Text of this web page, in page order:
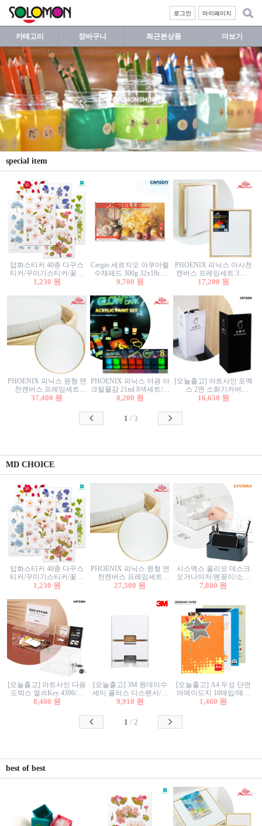
마이페이지
로그인
카테고리 장바구니 최근본상품 더보기
special item
압화스티커 40종 다꾸스
티커/꾸미기스티커/꽃스
티커/압화꽃책갈피/팬시
1,230 원
Cergio 세르지오 아쿠아렐
수채패드 300g 32x18cm
12매 1면제본
9,700 원
PHOENIX 피닉스 아사천
캔버스 프레임세트 3호F
27.3x22cm 캔버스와 올림
17,200 원
PHOENIX 피닉스 원형 면
천캔버스 프레임세트
40cm/원형캔버스/플로팅
37,400 원
PHOENIX 피닉스 야광 아
크릴물감 21ml 8색세트/야
광물감
8,200 원
[오늘출고] 아트사인 포멕
스 2면 소화기커버
1470/1471/소화기커버/소
함/소화기거치대/소화기
16,650 원
1 / 3
MD CHOICE
압화스티커 40종 다꾸스
티커/꾸미기스티커/꽃스
티커/압화꽃책갈피/팬시
1,230 원
PHOENIX 피닉스 원형 면
천캔버스 프레임세트
30cm/원형캔버스/플로팅
27,500 원
시스맥스 올리오 데스크
오거나이저/펜꽂이/소품
꽂이/소품함/정리함/수납
7,800 원
[오늘출고] 아트사인 다용
도박스 열쇠Key 4396/투
표함/건의함/모금함/응모
8,400 원
[오늘출고] 3M 원데이수
세미 플러스 디스펜서/소
프트수세미5매+강력수세
9,910 원
[오늘출고] A4 두성 단면
머메이드지 10매입/매직
터치/색지/색상지/색복사
칼라색지/고급복사지
1,460 원
1 / 2
best of best